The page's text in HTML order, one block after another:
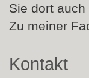
Sie dort
Zu meiner
Kontakt